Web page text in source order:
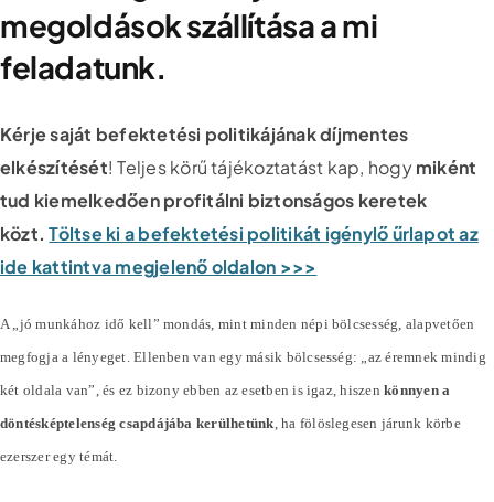
megoldások szállítása a mi
feladatunk.
Kérje saját befektetési politikájának díjmentes
elkészítését! Teljes körű tájékoztatást kap, hogymiként
tud kiemelkedően profitálni biztonságos keretek
közt. Töltse ki a befektetési politikát igénylő űrlapot az
ide kattintva megjelenő oldalon >>>
A „jó munkához idő kell” mondás, mint minden népi bölcsesség, alapvetően
megfogja a lényeget. Ellenben van egy másik bölcsesség: „az éremnek mindig
két oldala van”, és ez bizony ebben az esetben is igaz, hiszenkönnyen a
döntésképtelenség csapdájába kerülhetünk, ha fölöslegesen járunk körbe
ezerszer egy témát.